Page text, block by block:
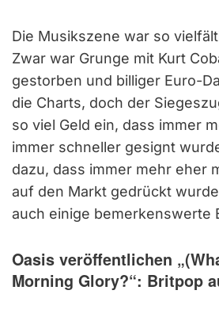
Die Musikszene war so
Zwar war Grunge mit Kurt
gestorben und billiger Euro-
die Charts, doch der
so viel Geld ein, dass immer
immer schneller gesignt
dazu, dass immer mehr eher
auf den Markt gedrückt
auch einige bemerkenswerte
Oasis veröffentlichen
Morning Glory?“: Britpop